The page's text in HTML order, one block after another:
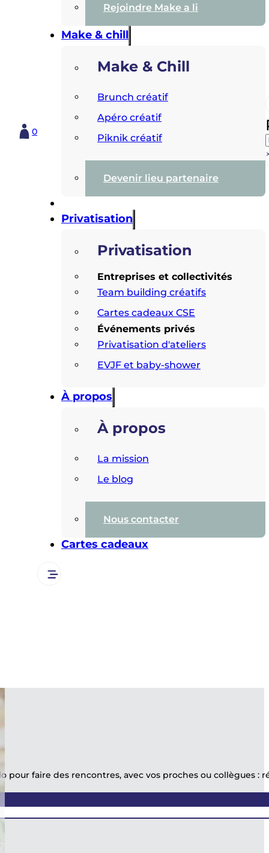
0
Rejoindre Make a li
Make & chill
Make & Chill
Brunch créatif
Apéro créatif
Piknik créatif
Devenir lieu partenaire
Privatisation
Privatisation
Entreprises et collectivités
Team building créatifs
Cartes cadeaux CSE
Événements privés
Privatisation d'ateliers
EVJF et baby-shower
À propos
À propos
La mission
Le blog
Nous contacter
Cartes cadeaux
pour faire des rencontres, avec vos proches ou collègues :